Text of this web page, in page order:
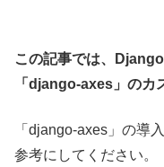
この記事では、
「django-axes」 のカ
「django-axes」の導
参考にしてください。